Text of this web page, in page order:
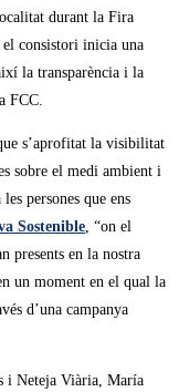
durant la Fira
consistori inicia una
la transparència i la
FCC.
s’aprofitat la visibilitat
sobre el medi ambient i
persones que ens
Sostenible, “on el
presents en la nostra
un moment en el qual la
d’una campanya
i Neteja Viària, María